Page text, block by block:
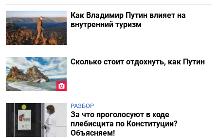
Как Владимир Путин влияет на
внутренний туризм
Сколько стоит отдохнуть, как Путин
РАЗБОР
За что проголосуют в ходе
плебисцита по Конституции?
Объясняем!